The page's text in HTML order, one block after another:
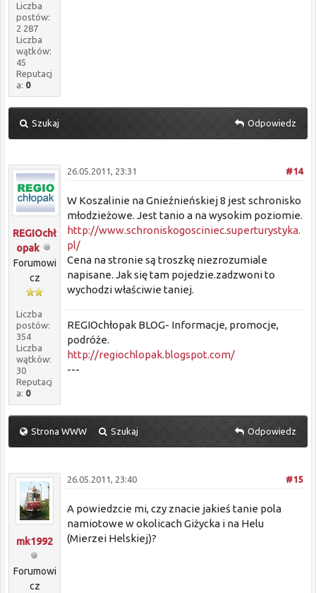
Liczba
postów:
2 287
Liczba
wątków:
45
Reputacj
a: 0
Szukaj Odpowiedz
REGIOchł
opak
Forumowi
cz
Liczba
postów:
354
Liczba
wątków:
30
Reputacj
a: 0
#14
26.05.2011, 23:31
W Koszalinie na Gnieźnieńskiej 8 jest schronisko
młodzieżowe. Jest tanio a na wysokim poziomie.
http://www.schroniskogosciniec.superturystyka.
pl/
Cena na stronie są troszkę niezrozumiale
napisane. Jak się tam pojedzie.zadzwoni to
wychodzi właściwie taniej.
REGIOchłopak BLOG- Informacje, promocje,
podróże.
http://regiochlopak.blogspot.com/
---
Strona WWW Szukaj Odpowiedz
mk1992
Forumowi
cz
#15
26.05.2011, 23:40
A powiedzcie mi, czy znacie jakieś tanie pola
namiotowe w okolicach Giżycka i na Helu
(Mierzei Helskiej)?